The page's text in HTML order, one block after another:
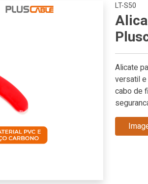
LT-S50
Alicate
versatil
cabo de